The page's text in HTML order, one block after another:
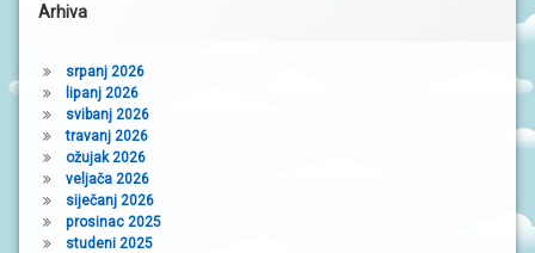
Arhiva
srpanj 2026
lipanj 2026
svibanj 2026
travanj 2026
ožujak 2026
veljača 2026
siječanj 2026
prosinac 2025
studeni 2025